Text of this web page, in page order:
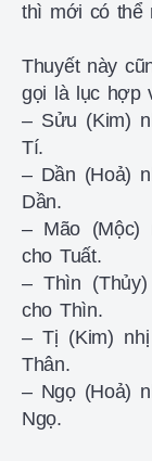
thì mới có thể
Thuyết này
gọi là lục hợp
– Sửu (Kim)
Tí.
– Dần (Hoả)
Dần.
– Mão (Mộc)
cho Tuất.
– Thìn
cho Thìn.
– Tị (Kim)
Thân.
– Ngọ (Hoả)
Ngọ.